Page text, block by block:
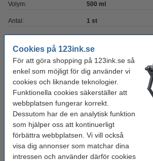
Cookies på 123ink.se
För att göra shopping på 123ink.se så
enkel som möjligt för dig använder vi
cookies och liknande teknologier.
Funktionella cookies säkerställer att
webbplatsen fungerar korrekt.
Dessutom har de en analytisk funktion
som hjälper oss att kontinuerligt
förbättra webbplatsen. Vi vill också
visa dig annonser som matchar dina
intressen och använder därför cookies
Volym: 500 ml
Antal: 1 st
Behöver du fler?
195 kr
Glöm inte att lägga till handtvål refill!
Köp1Lför endast
49 kr